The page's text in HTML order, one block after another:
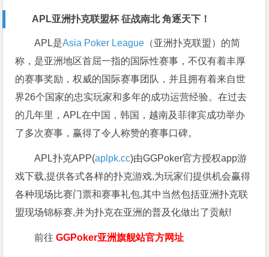
APL亚洲扑克联盟杯 征战南北 角逐天下！
APL是Asia Poker League （亚洲扑克联盟）的简
称，是亚洲地区首屈一指的国际性赛事，不仅有着丰厚
的赛事奖励，权威的国际赛事团队，并且拥有着来自世
界26个国家的忠实玩家和多年的成功运营经验。在过去
的几年里，APL在中国，韩国，越南及菲律宾成功举办
了多次赛事，赢得了令人称赞的赛事口碑。
APL扑克APP(aplpk.cc)由GGPoker官方授权app游
戏下载,提供各式各样的扑克游戏,为玩家们提供机会赢得
各种现场比赛门票和赛事礼包,其中当然包括亚洲扑克联
盟现场锦标赛,并为扑克在亚洲的普及化做出了贡献!
前往GGPoker亚洲旗舰站官方网址